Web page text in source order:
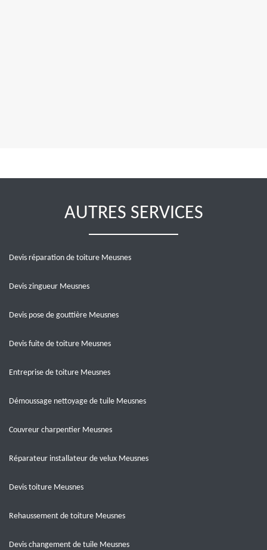
AUTRES SERVICES
Devis réparation de toiture Meusnes
Devis zingueur Meusnes
Devis pose de gouttière Meusnes
Devis fuite de toiture Meusnes
Entreprise de toiture Meusnes
Démoussage nettoyage de tuile Meusnes
Couvreur charpentier Meusnes
Réparateur installateur de velux Meusnes
Devis toiture Meusnes
Rehaussement de toiture Meusnes
Devis changement de tuile Meusnes